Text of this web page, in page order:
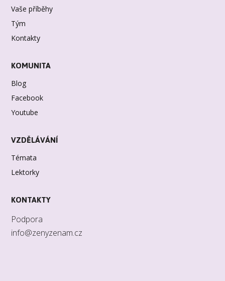
Vaše příběhy
Tým
Kontakty
KOMUNITA
Blog
Facebook
Youtube
VZDĚLÁVÁNÍ
Témata
Lektorky
KONTAKTY
Podpora
info@zenyzenam.cz